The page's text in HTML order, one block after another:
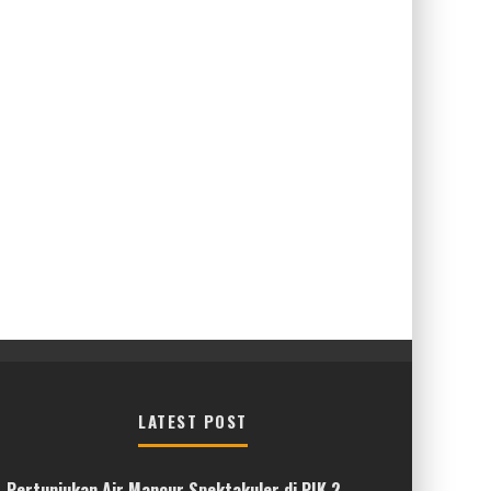
LATEST POST